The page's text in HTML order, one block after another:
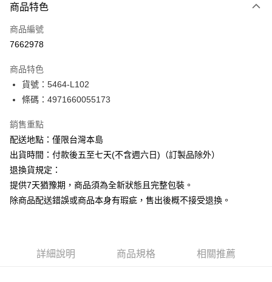
信用卡一次付款
Apple Pay
悠遊付
ATM付款
運送方式
下單前請先詢問庫存
每筆NT$130，滿NT$2,500(含以上)免運費
商品特色
商品編號
7662978
商品特色
貨號：5464-L102
條碼：4971660055173
銷售重點
配送地點：僅限台灣本島
出貨時間：付款後五至七天(不含週六日)（訂製品除外）
退換貨規定：
提供7天猶豫期，商品須為全新狀態且完整包裝。
除商品配送錯誤或商品本身有瑕疵，售出後概不接受退換。
詳細說明 商品規格 相關推薦